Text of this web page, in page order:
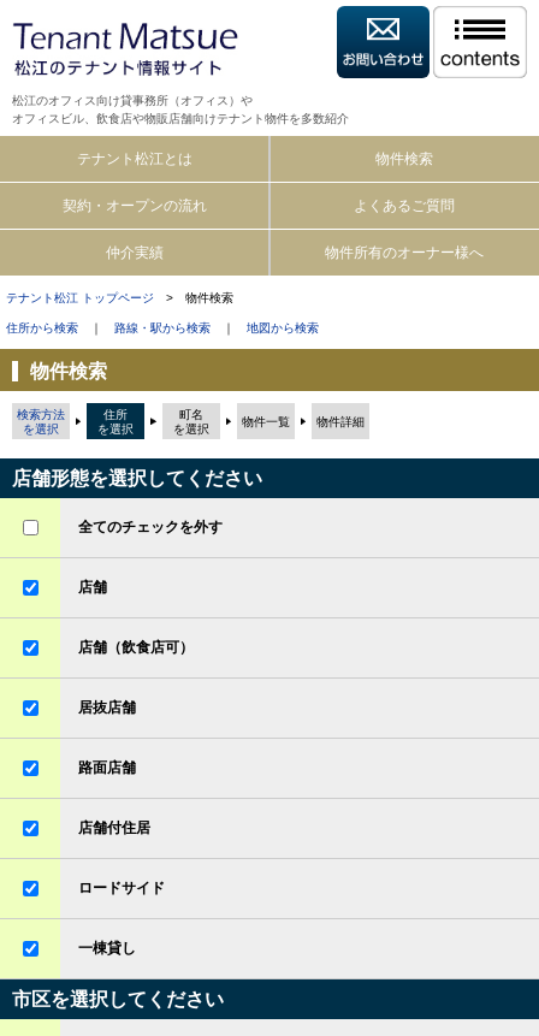
松江のオフィス向け貸事務所（オフィス）や
オフィスビル、飲食店や物販店舗向けテナント物件を多数紹介
テナント松江とは 物件検索
契約・オープンの流れ よくあるご質問
仲介実績 物件所有のオーナー様へ
テナント松江 トップページ > 物件検索
住所から検索 ｜ 路線・駅から検索 ｜ 地図から検索
物件検索
検索方法
を選択
住所
を選択
町名
を選択
物件一覧 物件詳細
店舗形態を選択してください
全てのチェックを外す
店舗
店舗（飲食店可）
居抜店舗
路面店舗
店舗付住居
ロードサイド
一棟貸し
市区を選択してください